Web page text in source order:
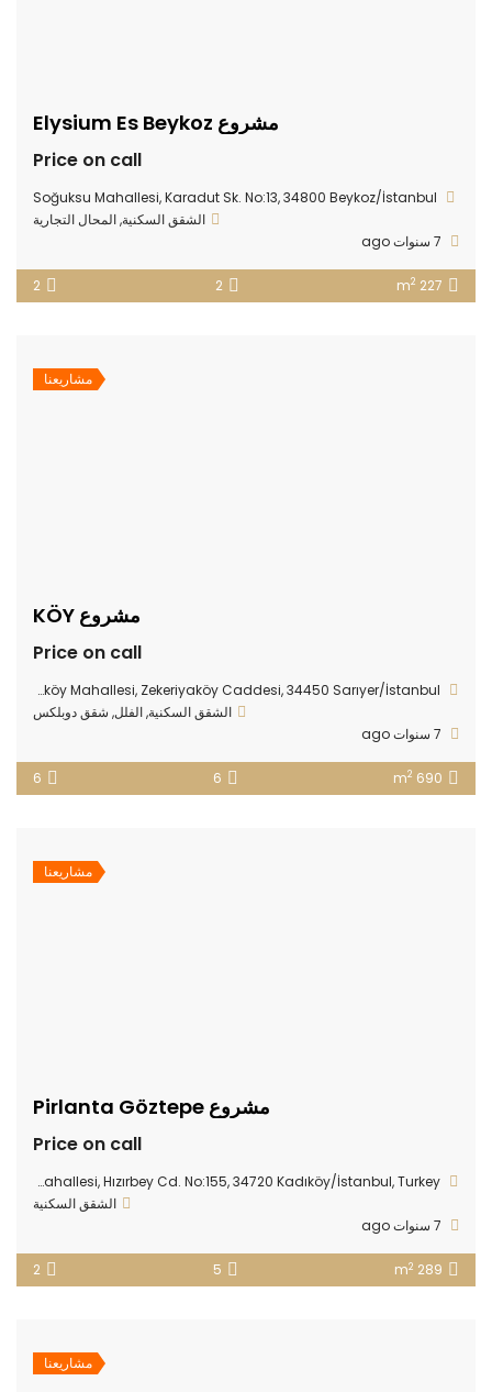
مشروع Elysium Es Beykoz
Price on call
Soğuksu Mahallesi, Karadut Sk. No:13, 34800 Beykoz/İstanbul
الشقق السكنية,المحال التجارية
227 m
2
2
2
مشاريعنا
مشروع KÖY
Price on call
Zekeriyaköy Mahallesi, Zekeriyaköy Caddesi, 34450 Sarıyer/İstanbul
الشقق السكنية,الفلل, شقق دوبلكس
690 m
2
6
6
مشاريعنا
مشروع Pirlanta Göztepe
Price on call
Fikirtepe Mahallesi, Hızırbey Cd. No:155, 34720 Kadıköy/İstanbul, Turkey
الشقق السكنية
289 m
2
5
2
مشاريعنا